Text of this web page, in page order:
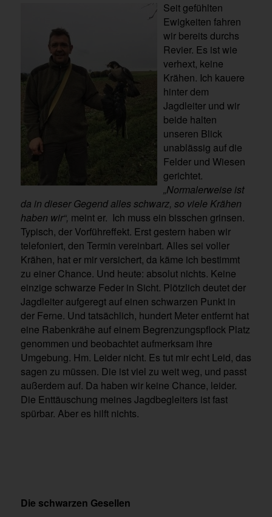
Seit gefühlten
Ewigkeiten fahren
wir bereits durchs
Revier. Es ist wie
verhext, keine
Krähen. Ich kauere
hinter dem
Jagdleiter und wir
beide halten
unseren Blick
unablässig auf die
Felder und Wiesen
gerichtet.
„Normalerweise ist
da in dieser Gegend alles schwarz, so viele Krähen
haben wir“, meint er. Ich muss ein bisschen grinsen.
Typisch, der Vorführeffekt. Erst gestern haben wir
telefoniert, den Termin vereinbart. Alles sei voller
Krähen, hat er mir versichert, da käme ich bestimmt
zu einer Chance. Und heute: absolut nichts. Keine
einzige schwarze Feder in Sicht. Plötzlich deutet der
Jagdleiter aufgeregt auf einen schwarzen Punkt in
der Ferne. Und tatsächlich, hundert Meter entfernt hat
eine Rabenkrähe auf einem Begrenzungspflock Platz
genommen und beobachtet aufmerksam ihre
Umgebung. Hm. Leider nicht. Es tut mir echt Leid, das
sagen zu müssen. Die ist viel zu weit weg, und passt
außerdem auf. Da haben wir keine Chance, leider.
Die Enttäuschung meines Jagdbegleiters ist fast
spürbar. Aber es hilft nichts.
Die schwarzen Gesellen